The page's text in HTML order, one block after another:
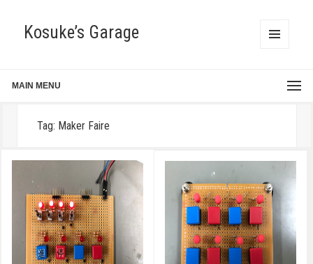
Kosuke’s Garage
MAIN MENU
Tag: Maker Faire